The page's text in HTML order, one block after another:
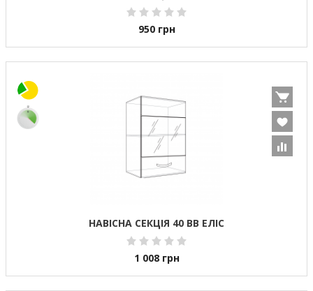
950 грн
НАВІСНА СЕКЦІЯ 40 ВВ ЕЛІС
1 008 грн